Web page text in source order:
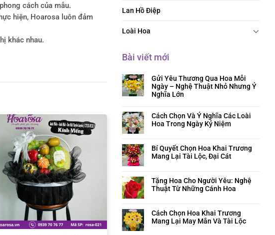
Lan Hồ Điệp
Loài Hoa
Bài viết mới
Gửi Yêu Thương Qua Hoa Mỗi
Ngày – Nghệ Thuật Nhỏ Nhưng Ý
Nghĩa Lớn
Cách Chọn Và Ý Nghĩa Các Loài
Hoa Trong Ngày Kỷ Niệm
Bí Quyết Chọn Hoa Khai Trương
Mang Lại Tài Lộc, Đại Cát
Tặng Hoa Cho Người Yêu: Nghệ
Thuật Từ Những Cánh Hoa
Cách Chọn Hoa Khai Trương
Mang Lại May Mắn Và Tài Lộc
cách của mẫu.
hiện, Hoarosa luôn đảm
khác nhau.